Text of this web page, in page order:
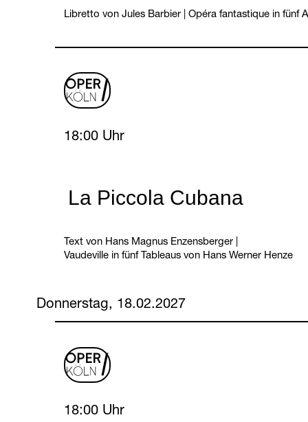
Libretto von Jules Barbier Opéra fantastique in fünf
La Piccola Cubana
Text von Hans Magnus Enzensberger
Vaudeville in fünf Tableaus von Hans Werner Henze
Sunday, 14 February 2027
18:00 Uhr
oper
Donnerstag, 18.02.2027
Thursday, 18 February 2027
18:00 Uhr
oper